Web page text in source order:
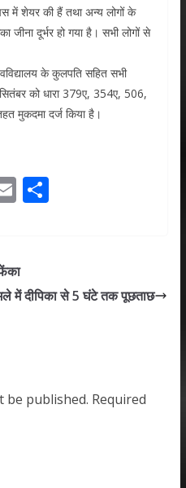
में शेयर की हैं तथा अन्य लोगों के
दूर्भर हो गया है। सभी लोगों से
के कुलपति सहित सभी
को धारा 379ए, 354ए, 506,
मुकदमा दर्ज किया है।
E
l
S
में दीपिका से 5 घंटे तक पूछताछ
be published. Required